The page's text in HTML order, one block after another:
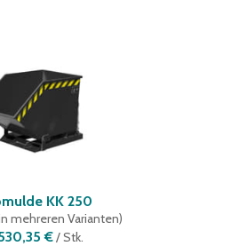
KK 250
mehreren Varianten)
€/ Stk.